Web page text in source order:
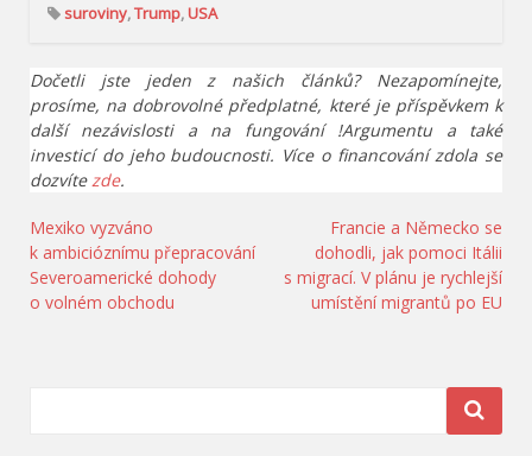
suroviny,Trump,USA
Dočetli jste jeden z našich článků? Nezapomínejte,
prosíme, na dobrovolné předplatné, které je příspěvkem k
další nezávislosti a na fungování !Argumentu a také
investicí do jeho budoucnosti. Více o financování zdola se
dozvítezde.
Navigace
pro
příspěvek
Mexiko vyzváno
k ambicióznímu přepracování
Severoamerické dohody
o volném obchodu
Francie a Německo se
dohodli, jak pomoci Itálii
s migrací. V plánu je rychlejší
umístění migrantů po EU